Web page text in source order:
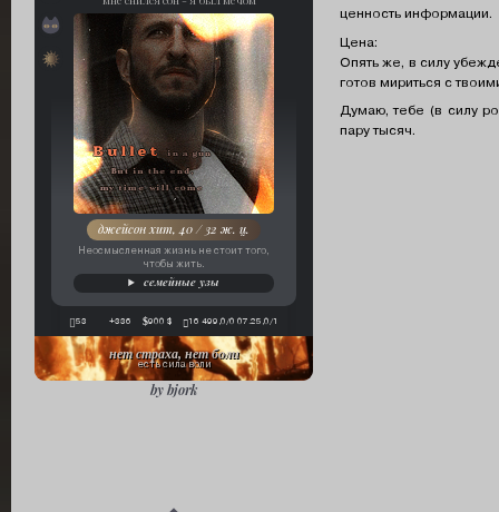
джейсон хит, 40 / 32 ж. ц.
Неосмысленная жизнь не стоит того,
чтобы жить.
семейные узы
феникс
орден «безликих»
53 +336 900 $ 16 499,0/0 07.25,0/1
by bjork
нет страха, нет боли
есть сила воли
ценность информации.
Цена:
Опять же, в силу
готов мириться с
Думаю, тебе (в силу
пару тысяч.